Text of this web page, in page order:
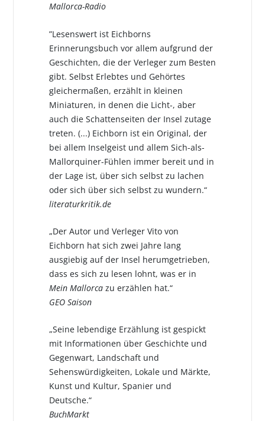
Mallorca-Radio
”Lesenswert ist Eichborns
Erinnerungsbuch vor allem aufgrund der
Geschichten, die der Verleger zum Besten
gibt. Selbst Erlebtes und Gehörtes
gleichermaßen, erzählt in kleinen
Miniaturen, in denen die Licht-, aber
auch die Schattenseiten der Insel zutage
treten. (...) Eichborn ist ein Original, der
bei allem Inselgeist und allem Sich-als-
Mallorquiner-Fühlen immer bereit und in
der Lage ist, über sich selbst zu lachen
oder sich über sich selbst zu wundern.“
literaturkritik.de
„Der Autor und Verleger Vito von
Eichborn hat sich zwei Jahre lang
ausgiebig auf der Insel herumgetrieben,
dass es sich zu lesen lohnt, was er in
Mein Mallorcazu erzählen hat.“
GEO Saison
„Seine lebendige Erzählung ist gespickt
mit Informationen über Geschichte und
Gegenwart, Landschaft und
Sehenswürdigkeiten, Lokale und Märkte,
Kunst und Kultur, Spanier und
Deutsche.“
BuchMarkt